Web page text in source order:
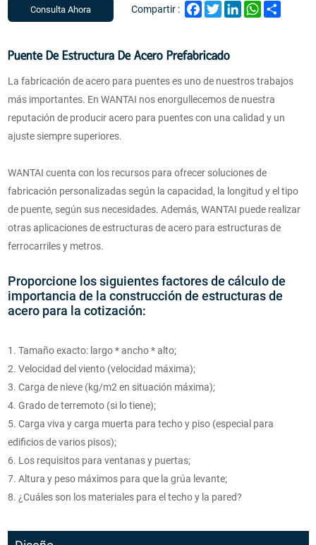
Consulta Ahora Compartir : FacebookTwitterLinkedInWhatsApp
Puente De Estructura De Acero Prefabricado
La fabricación de acero para puentes es uno de nuestros trabajos
más importantes. En WANTAI nos enorgullecemos de nuestra
reputación de producir acero para puentes con una calidad y un
ajuste siempre superiores.
WANTAI cuenta con los recursos para ofrecer soluciones de
fabricación personalizadas según la capacidad, la longitud y el tipo
de puente, según sus necesidades. Además, WANTAI puede realizar
otras aplicaciones de estructuras de acero para estructuras de
ferrocarriles y metros.
Proporcione los siguientes factores de cálculo de
importancia de la construcción de estructuras de
acero para la cotización:
1. Tamaño exacto: largo * ancho * alto;
2. Velocidad del viento (velocidad máxima);
3. Carga de nieve (kg/m2 en situación máxima);
4. Grado de terremoto (si lo tiene);
5. Carga viva y carga muerta para techo y piso (especial para
edificios de varios pisos);
6. Los requisitos para ventanas y puertas;
7. Altura y peso máximos para que la grúa levante;
8. ¿Cuáles son los materiales para el techo y la pared?